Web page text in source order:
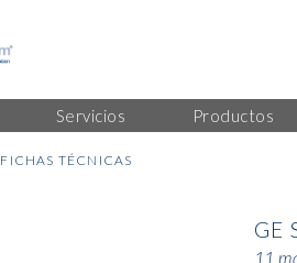
Servicios Productos
FICHAS TÉCNICAS
GE
11